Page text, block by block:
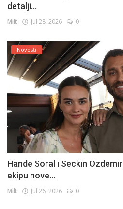
detalji...
Milt Jul 28, 2026 0
Novosti
Hande Soral i Seckin
ekipu nove...
Milt Jul 26, 2026 0